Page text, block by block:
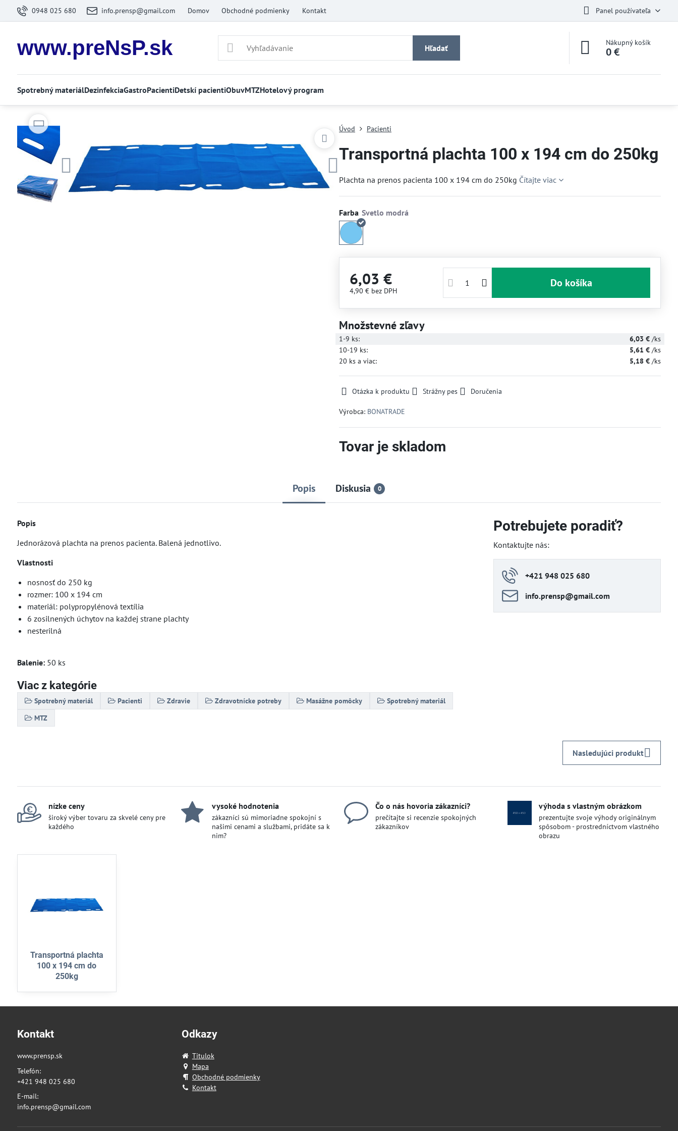
0948 025 680 info.prensp@gmail.com Domov Obchodné podmienky Kontakt Panel používateľa
www.preNsP.sk Hľadať
Nákupný košík
0 €
Spotrebný materiálDezinfekciaGastroPacientiDetskí pacientiObuvMTZHotelový program
Úvod Pacienti
Transportná plachta 100 x 194 cm do 250kg
Plachta na prenos pacienta 100 x 194 cm do 250kg Čítajte viac
Farba
6,03 €
4,90 € bez DPH
Do košíka
Množstevné zľavy
1-9 ks: 6,03 € /ks
10-19 ks: 5,61 € /ks
20 ksa viac: 5,18 € /ks
Otázka k produktu Strážny pes Doručenia
Výrobca: BONATRADE
Tovar je skladom
Popis Diskusia 0
Popis
Jednorázová plachta na prenos pacienta. Balená jednotlivo.
Vlastnosti
nosnosť do 250 kg
rozmer: 100 x 194 cm
materiál: polypropylénová textília
6 zosilnených úchytov na každej strane plachty
nesterilná
Balenie:50 ks
Viac z kategórie
Spotrebný materiál Pacienti Zdravie Zdravotnícke potreby Masážne pomôcky
Spotrebný materiál
MTZ
Potrebujete poradiť?
Kontaktujte nás:
+421 948 025 680
info​.prensp​@gmail​.com
Nasledujúci produkt
nízke ceny
široký výber tovaru za skvelé ceny pre
každého
vysoké hodnotenia
zákazníci sú mimoriadne spokojní s
našimi cenami a službami, pridáte sa k
nim?
Čo o nás hovoria zákazníci?
prečítajte si recenzie spokojných
zákazníkov
výhoda s vlastným obrázkom
prezentujte svoje výhody originálnym
spôsobom - prostredníctvom vlastného
obrazu
Transportná plachta
100 x 194 cm do
250kg
Kontakt
www.prensp.sk
Telefón:
+421 948 025 680
E-mail:
info.prensp@gmail.com
Odkazy
Titulok
Mapa
Obchodné podmienky
Kontakt